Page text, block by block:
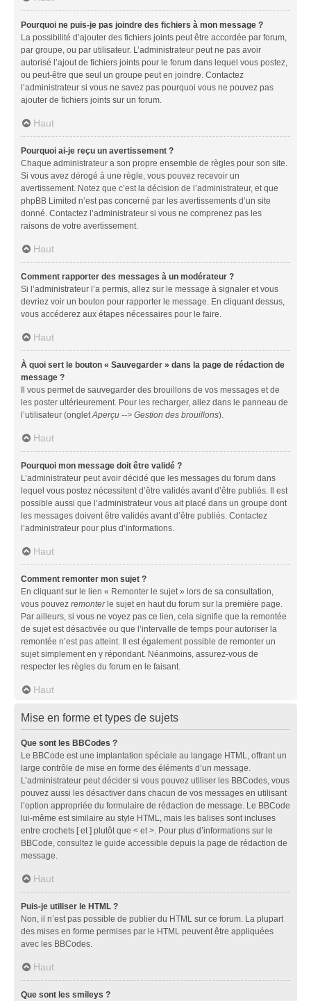
Pourquoi ne puis-je pas joindre des fichiers à mon message ?
La possibilité d’ajouter des fichiers joints peut être accordée par forum,
par groupe, ou par utilisateur. L’administrateur peut ne pas avoir
autorisé l’ajout de fichiers joints pour le forum dans lequel vous postez,
ou peut-être que seul un groupe peut en joindre. Contactez
l’administrateur si vous ne savez pas pourquoi vous ne pouvez pas
ajouter de fichiers joints sur un forum.
Haut
Pourquoi ai-je reçu un avertissement ?
Chaque administrateur a son propre ensemble de règles pour son site.
Si vous avez dérogé à une règle, vous pouvez recevoir un
avertissement. Notez que c’est la décision de l’administrateur, et que
phpBB Limited n’est pas concerné par les avertissements d’un site
donné. Contactez l’administrateur si vous ne comprenez pas les
raisons de votre avertissement.
Haut
Comment rapporter des messages à un modérateur ?
Si l’administrateur l’a permis, allez sur le message à signaler et vous
devriez voir un bouton pour rapporter le message. En cliquant dessus,
vous accéderez aux étapes nécessaires pour le faire.
Haut
À quoi sert le bouton « Sauvegarder » dans la page de rédaction de
message ?
Il vous permet de sauvegarder des brouillons de vos messages et de
les poster ultérieurement. Pour les recharger, allez dans le panneau de
l’utilisateur (ongletAperçu --> Gestion des brouillons).
Haut
Pourquoi mon message doit être validé ?
L’administrateur peut avoir décidé que les messages du forum dans
lequel vous postez nécessitent d’être validés avant d’être publiés. Il est
possible aussi que l’administrateur vous ait placé dans un groupe dont
les messages doivent être validés avant d’être publiés. Contactez
l’administrateur pour plus d’informations.
Haut
Comment remonter mon sujet ?
En cliquant sur le lien « Remonter le sujet » lors de sa consultation,
vous pouvez remonterle sujet en haut du forum sur la première page.
Par ailleurs, si vous ne voyez pas ce lien, cela signifie que la remontée
de sujet est désactivée ou que l’intervalle de temps pour autoriser la
remontée n’est pas atteint. Il est également possible de remonter un
sujet simplement en y répondant. Néanmoins, assurez-vous de
respecter les règles du forum en le faisant.
Haut
Mise en forme et types de sujets
Que sont les BBCodes ?
Le BBCode est une implantation spéciale au langage HTML, offrant un
large contrôle de mise en forme des éléments d’un message.
L’administrateur peut décider si vous pouvez utiliser les BBCodes, vous
pouvez aussi les désactiver dans chacun de vos messages en utilisant
l’option appropriée du formulaire de rédaction de message. Le BBCode
lui-même est similaire au style HTML, mais les balises sont incluses
entre crochets [ et ] plutôt que < et >. Pour plus d’informations sur le
BBCode, consultez le guide accessible depuis la page de rédaction de
message.
Haut
Puis-je utiliser le HTML ?
Non, il n’est pas possible de publier du HTML sur ce forum. La plupart
des mises en forme permises par le HTML peuvent être appliquées
avec les BBCodes.
Haut
Que sont les smileys ?